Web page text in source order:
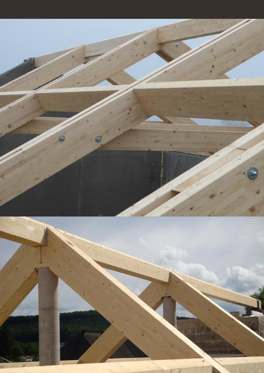
Home
Unternehmen
Leistungen
Kontakt